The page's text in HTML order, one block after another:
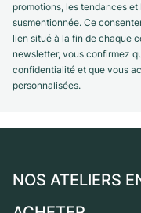
promotions, les tendances
susmentionnée. Ce
lien situé à la fin de chaque
newsletter, vous confirmez
confidentialité et que vous
personnalisées.
NOS ATELIERS
Allemagne